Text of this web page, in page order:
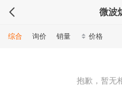
微波
综合 询价 销量 价格
抱歉，暂无